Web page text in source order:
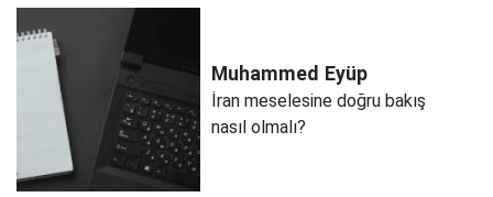
Muhammed Eyüp
İran meselesine doğru bakış
nasıl olmalı?